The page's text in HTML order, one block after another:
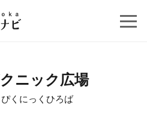
ニック広場
くにっくひろば